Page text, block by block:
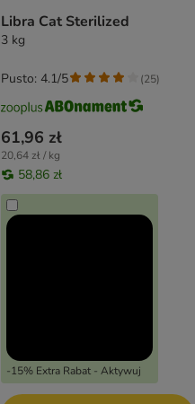
Libra Cat Sterilized
3 kg
61,96 zł
20,64 zł / kg
58,86 zł
-15% Extra Rabat - Aktywuj
Pusto: 4.1/5 (25)